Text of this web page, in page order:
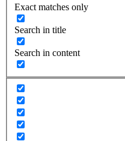
Exact matches only
Search in title
Search in content